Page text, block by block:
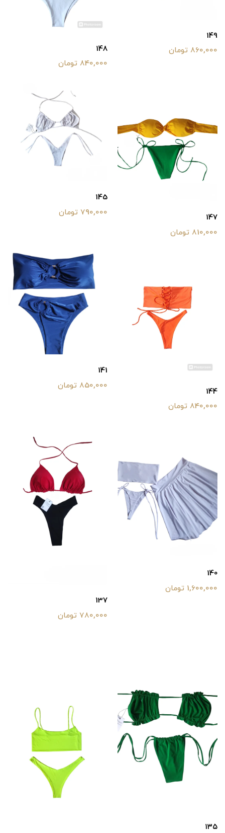
149
860,000 تومان
148
840,000 تومان
147
810,000 تومان
145
790,000 تومان
144
840,000 تومان
141
850,000 تومان
140
1,600,000 تومان
137
780,000 تومان
۱۳۵